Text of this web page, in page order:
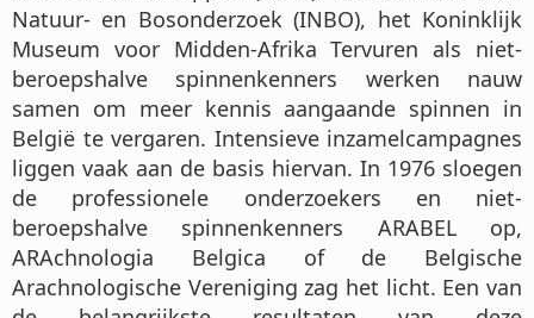
Natuur- en Bosonderzoek (INBO), het Koninklijk
Museum voor Midden-Afrika Tervuren als niet-
beroepshalve spinnenkenners werken nauw
samen om meer kennis aangaande spinnen in
België te vergaren. Intensieve inzamelcampagnes
liggen vaak aan de basis hiervan. In 1976 sloegen
de professionele onderzoekers en niet-
beroepshalve spinnenkenners ARABEL op,
ARAchnologia Belgica of de Belgische
Arachnologische Vereniging zag het licht. Een van